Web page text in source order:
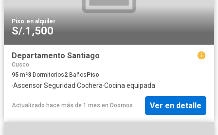
Piso·en alquiler
S/.1,500
Departamento Santiago
Cusco
95 m²3 Dormitorios2 Baños Piso
·Ascensor·Seguridad·Cochera·Cocina equipada
Actualizado hace más de 1 mes en Doomos Ver en detalle